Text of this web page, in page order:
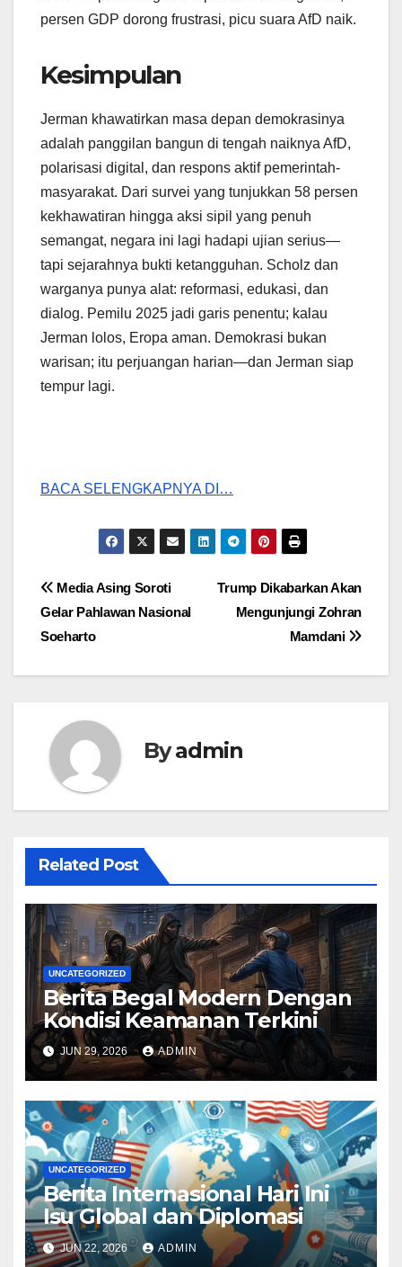
persen GDP dorong frustrasi, picu suara AfD naik.
Kesimpulan
Jerman khawatirkan masa depan demokrasinya
adalah panggilan bangun di tengah naiknya AfD,
polarisasi digital, dan respons aktif pemerintah-
masyarakat. Dari survei yang tunjukkan 58 persen
kekhawatiran hingga aksi sipil yang penuh
semangat, negara ini lagi hadapi ujian serius—
tapi sejarahnya bukti ketangguhan. Scholz dan
warganya punya alat: reformasi, edukasi, dan
dialog. Pemilu 2025 jadi garis penentu; kalau
Jerman lolos, Eropa aman. Demokrasi bukan
warisan; itu perjuangan harian—dan Jerman siap
tempur lagi.
BACA SELENGKAPNYA DI…
Post
navigation
Trump Dikabarkan Akan
Mengunjungi Zohran
Mamdani
Media Asing Soroti
Gelar Pahlawan Nasional
Soeharto
Byadmin
Related Post
UNCATEGORIZED
Berita Begal Modern Dengan
Kondisi Keamanan Terkini
JUN 29, 2026 ADMIN
UNCATEGORIZED
Berita Internasional Hari Ini
Isu Global dan Diplomasi
JUN 22, 2026 ADMIN